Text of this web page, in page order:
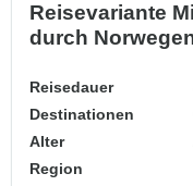
Reisevariante
durch
Reisedauer
Destinationen
Alter
Region